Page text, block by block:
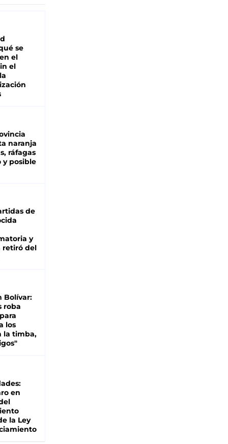
se
el
el
naranja
ráfagas
y posible
de
y
retiró del
Bolívar:
roba
los
la timba,
en
la Ley